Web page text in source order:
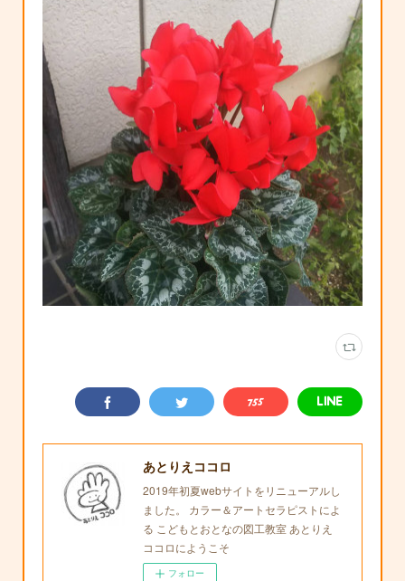
あとりえココロ
2019年初夏webサイトをリニューアルし
ました。 カラー＆アートセラピストによ
る こどもとおとなの図工教室 あとりえ
ココロにようこそ
フォロー